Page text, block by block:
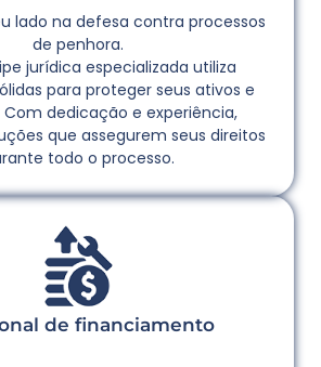
lado na defesa contra processos
de penhora.
jurídica especializada utiliza
para proteger seus ativos e
Com dedicação e experiência,
que assegurem seus direitos
todo o processo.
de financiamento